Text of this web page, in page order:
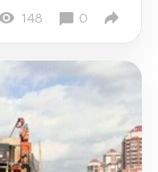
148 0